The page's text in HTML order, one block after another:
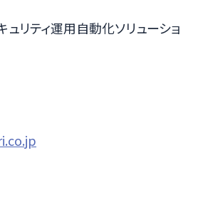
ュリティ運用自動化ソリューショ